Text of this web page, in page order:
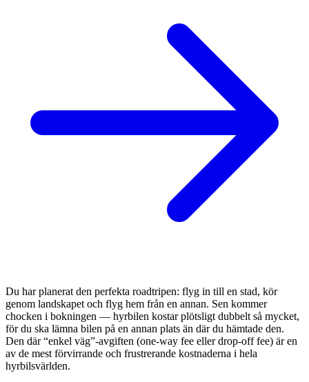
Du har planerat den perfekta roadtripen: flyg in till en stad, kör
genom landskapet och flyg hem från en annan. Sen kommer
chocken i bokningen — hyrbilen kostar plötsligt dubbelt så mycket,
för du ska lämna bilen på en annan plats än där du hämtade den.
Den där “enkel väg”-avgiften (one-way fee eller drop-off fee) är en
av de mest förvirrande och frustrerande kostnaderna i hela
hyrbilsvärlden.